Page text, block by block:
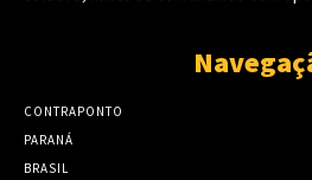
CONTRAPONTO
PARANÁ
BRASIL